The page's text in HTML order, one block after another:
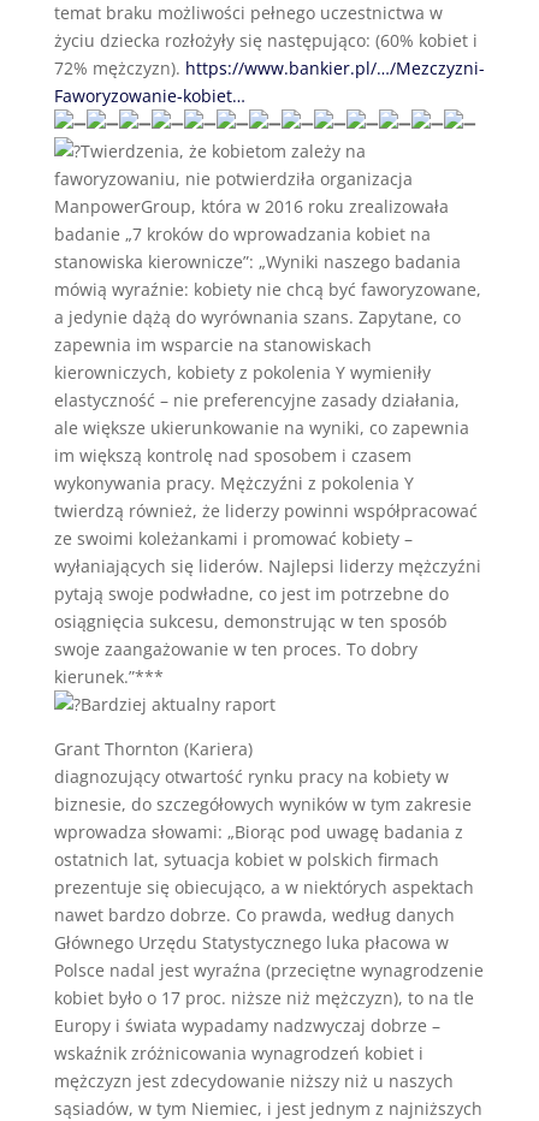
temat braku możliwości pełnego uczestnictwa w
życiu dziecka rozłożyły się następująco: (60% kobiet i
72% mężczyzn). https://www.bankier.pl/…/Mezczyzni-
Faworyzowanie-kobiet…
Twierdzenia, że kobietom zależy na
faworyzowaniu, nie potwierdziła organizacja
ManpowerGroup, która w 2016 roku zrealizowała
badanie „7 kroków do wprowadzania kobiet na
stanowiska kierownicze”: „Wyniki naszego badania
mówią wyraźnie: kobiety nie chcą być faworyzowane,
a jedynie dążą do wyrównania szans. Zapytane, co
zapewnia im wsparcie na stanowiskach
kierowniczych, kobiety z pokolenia Y wymieniły
elastyczność – nie preferencyjne zasady działania,
ale większe ukierunkowanie na wyniki, co zapewnia
im większą kontrolę nad sposobem i czasem
wykonywania pracy. Mężczyźni z pokolenia Y
twierdzą również, że liderzy powinni współpracować
ze swoimi koleżankami i promować kobiety –
wyłaniających się liderów. Najlepsi liderzy mężczyźni
pytają swoje podwładne, co jest im potrzebne do
osiągnięcia sukcesu, demonstrując w ten sposób
swoje zaangażowanie w ten proces. To dobry
kierunek.”***
Bardziej aktualny raport
Grant Thornton (Kariera)
diagnozujący otwartość rynku pracy na kobiety w
biznesie, do szczegółowych wyników w tym zakresie
wprowadza słowami: „Biorąc pod uwagę badania z
ostatnich lat, sytuacja kobiet w polskich firmach
prezentuje się obiecująco, a w niektórych aspektach
nawet bardzo dobrze. Co prawda, według danych
Głównego Urzędu Statystycznego luka płacowa w
Polsce nadal jest wyraźna (przeciętne wynagrodzenie
kobiet było o 17 proc. niższe niż mężczyzn), to na tle
Europy i świata wypadamy nadzwyczaj dobrze –
wskaźnik zróżnicowania wynagrodzeń kobiet i
mężczyzn jest zdecydowanie niższy niż u naszych
sąsiadów, w tym Niemiec, i jest jednym z najniższych